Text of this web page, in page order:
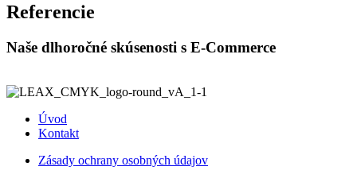
Referencie
Naše dlhoročné skúsenosti s E-Commerce
Úvod
Kontakt
Zásady ochrany osobných údajov